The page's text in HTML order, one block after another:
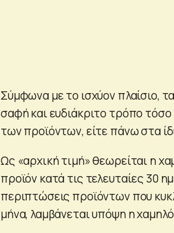
Σύμφωνα με το ισχύον πλαίσιο,
σαφή και ευδιάκριτο τρόπο
των προϊόντων, είτε πάνω στα
Ως «αρχική τιμή» θεωρείται η
προϊόν κατά τις τελευταίες 30
περιπτώσεις προϊόντων που
μήνα, λαμβάνεται υπόψη η